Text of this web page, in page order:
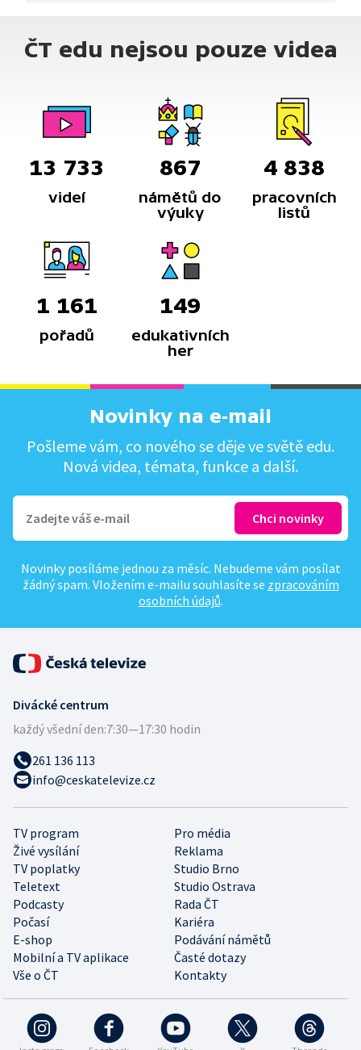
ČT edu nejsou pouze videa
13 733
videí
867
námětů do
výuky
4 838
pracovních
listů
1 161
pořadů
149
edukativních
her
Novinky na e-mail
Pošleme vám, co nového se děje ve světě edu.
Nová videa, témata, funkce a další.
Novinky posíláme jednou za měsíc. Nebudeme vám posílat
žádný spam. Vložením e-mailu souhlasíte se zpracováním
osobních údajů.